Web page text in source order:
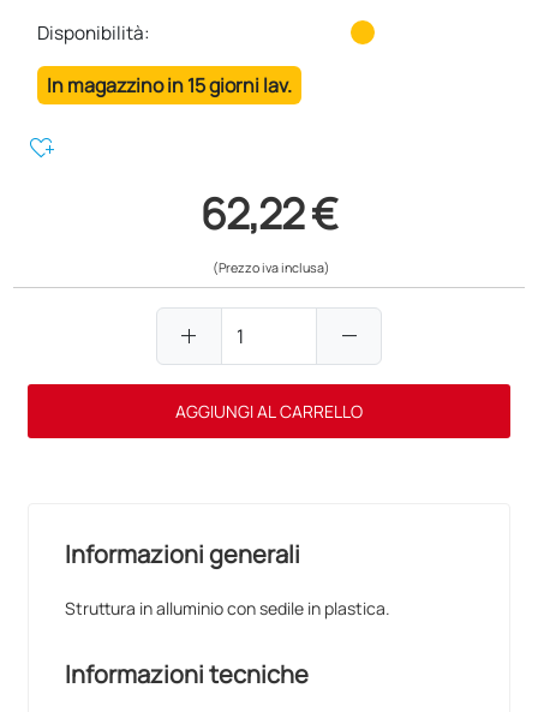
Disponibilità:
In magazzino in 15 giorni lav.
heart_plus
62,22 €
(Prezzo iva inclusa)
add remove
AGGIUNGI AL CARRELLO
Informazioni generali
Struttura in alluminio con sedile in plastica.
Informazioni tecniche